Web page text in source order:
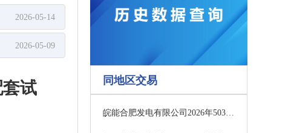
2026-05-14
2026-05-09
试
同地区交易
皖能合肥发电有限公司2026年503B级检修专职监护用工项目采购公告